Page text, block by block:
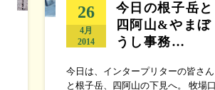
26
4月
2014
今日の根子岳と
四阿山&やまぼ
うし事務…
今日は、インタープリターの皆さん
と根子岳、四阿山の下見へ。 牧場口